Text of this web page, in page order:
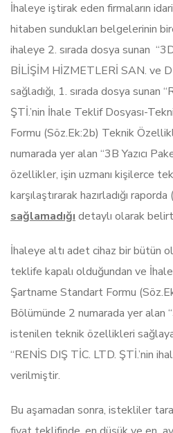
İhaleye iştirak eden firmaların
hitaben sundukları belgelerinin
ihaleye 2. sırada dosya sunan
BİLİŞİM HİZMETLERİ SAN. ve
sağladığı, 1. sırada dosya sunan
ŞTİ.’nin İhale Teklif Dosyası-
Formu (Söz.Ek:2b) Teknik
numarada yer alan “3B Yazıcı
özellikler, işin uzmanı kişilerce
karşılaştırarak hazırladığı raporda
sağlamadığı detaylı olarak
İhaleye altı adet cihaz bir bütün
teklife kapalı olduğundan ve
Şartname Standart Formu
Bölümünde 2 numarada yer alan
istenilen teknik özellikleri
“RENİS DIŞ TİC. LTD. ŞTİ.’nin
verilmiştir.
Bu aşamadan sonra, istekliler